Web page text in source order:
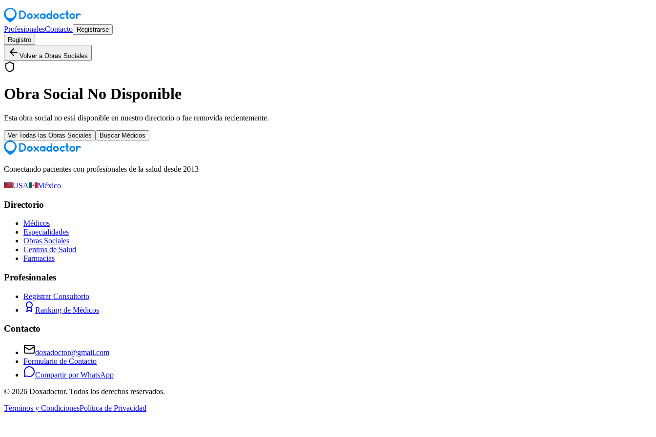
ProfesionalesContacto
Registrarse
Registro
Volver a Obras Sociales
Obra Social No Disponible
Esta obra social no está disponible en nuestro directorio o fue removida recientemente.
Ver Todas las Obras Sociales Buscar Médicos
Conectando pacientes con profesionales de la salud desde 2013
USA
México
Directorio
Médicos
Especialidades
Obras Sociales
Centros de Salud
Farmacias
Profesionales
Registrar Consultorio
Ranking de Médicos
Contacto
doxadoctor@gmail.com
Formulario de Contacto
Compartir por WhatsApp
© 2026 Doxadoctor. Todos los derechos reservados.
Términos y CondicionesPolítica de Privacidad